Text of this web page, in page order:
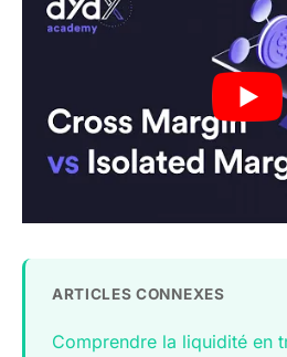
ARTICLES CONNEXES
Comprendre la liquidité en